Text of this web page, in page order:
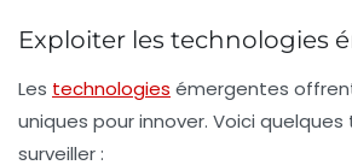
Exploiter les technologies
Les technologies émergentes
uniques pour innover. Voici
surveiller :